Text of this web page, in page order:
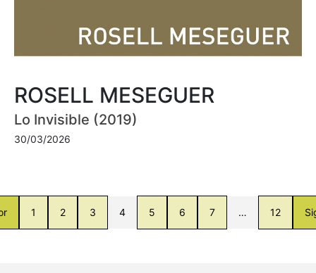
ROSELL MESEGUER
Lo Invisible (2019)
30/03/2026
1 2 3 4 5 6 7 … 12